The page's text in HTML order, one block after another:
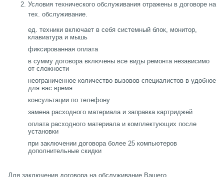
Условия технического обслуживания отражены в договоре на
тех. обслуживание.
ед. техники включает в себя системный блок, монитор,
клавиатура и мышь
фиксированная оплата
в сумму договора включены все виды ремонта независимо
от сложности
неограниченное количество вызовов специалистов в удобное
для вас время
консультации по телефону
замена расходного материала и заправка картриджей
оплата расходного материала и комплектующих после
установки
при заключении договора более 25 компьютеров
дополнительные скидки
Для заключения договора на обслуживание Вашего